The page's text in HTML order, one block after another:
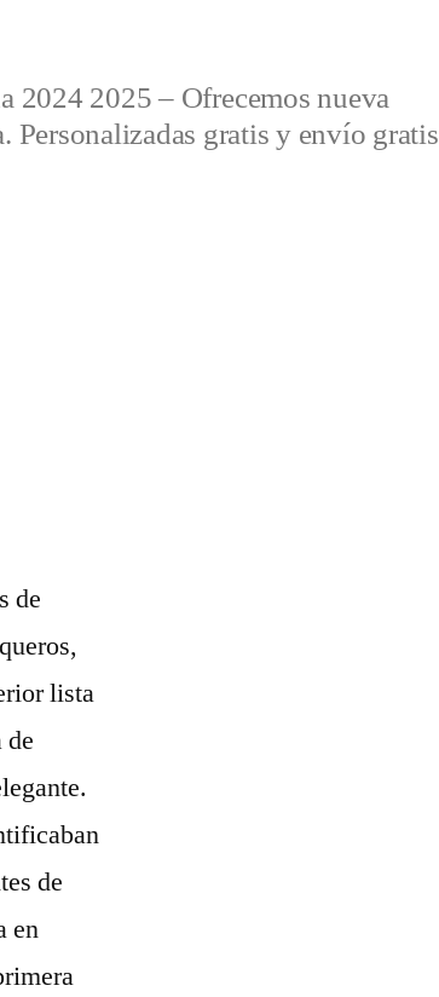
2024 2025 – Ofrecemos nueva
Personalizadas gratis y envío gratis
de
lista
de
de
en